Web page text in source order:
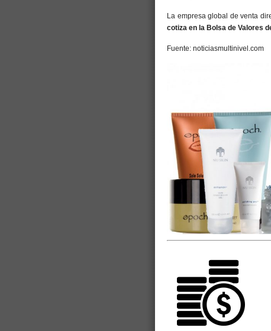
La empresa global de venta
cotiza en la Bolsa de Valores
Fuente: noticiasmultinivel.com